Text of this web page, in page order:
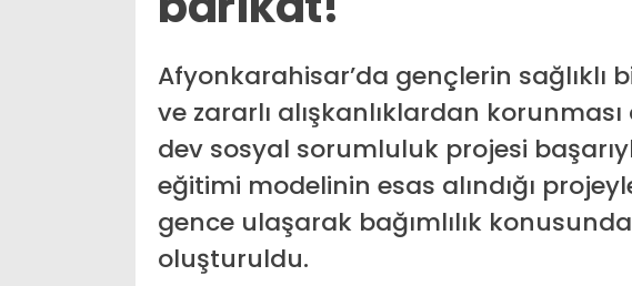
Afyonkarahisar’da gençlerin sağlıklı
ve zararlı alışkanlıklardan
dev sosyal sorumluluk projesi
eğitimi modelinin esas alındığı
gence ulaşarak bağımlılık
oluşturuldu.